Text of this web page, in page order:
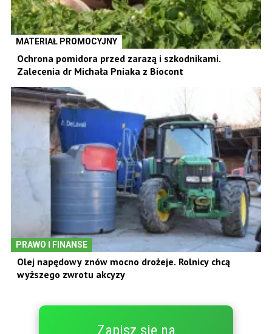
MATERIAŁ PROMOCYJNY
Ochrona pomidora przed zarazą i szkodnikami.
Zalecenia dr Michała Pniaka z Biocont
PRAWO I FINANSE
Olej napędowy znów mocno drożeje. Rolnicy chcą
wyższego zwrotu akcyzy
Zapisz się na